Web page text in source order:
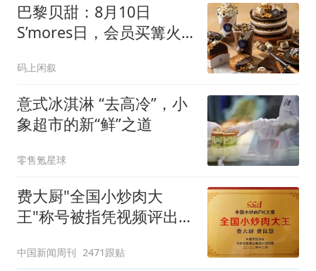
巴黎贝甜：8月10日
S’mores日，会员买篝火
码上闲叙
意式冰淇淋 “去高冷”，小
象超市的新“鲜”之道
零售氪星球
费大厨"全国小炒肉大
王"称号被指凭视频评出
中国新闻周刊 2471跟贴